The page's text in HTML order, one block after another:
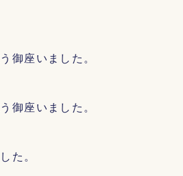
御座いました。
御座いました。
た。